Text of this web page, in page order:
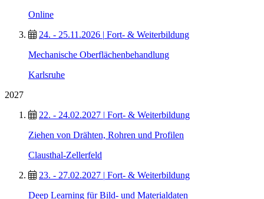
Online
24. - 25.11.2026 | Fort- & Weiterbildung
Mechanische Oberflächenbehandlung
Karlsruhe
2027
22. - 24.02.2027 | Fort- & Weiterbildung
Ziehen von Drähten, Rohren und Profilen
Clausthal-Zellerfeld
23. - 27.02.2027 | Fort- & Weiterbildung
Deep Learning für Bild- und Materialdaten